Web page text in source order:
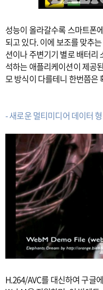
성능이 올라갈수록 스마트폰
되고 있다. 이에 보조를 맞추
션이나 주변기기 별로 배터리
석하는 애플리케이션이 제공
모 방식이 다를테니 한번쯤은
- 새로운 멀티미디어 데이터
H.264/AVC를 대신하여 구글